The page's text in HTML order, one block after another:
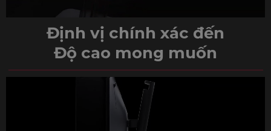
Định vị chính xác đến
Độ cao mong muốn